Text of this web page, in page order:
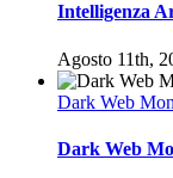
Intelligenza
Agosto 11th,
Dark Web
Dark Web